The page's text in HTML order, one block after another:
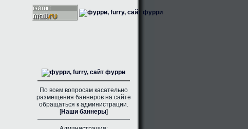
По всем вопросам касательно
размещения баннеров на сайте
обращаться к администрации.
[Наши баннеры]